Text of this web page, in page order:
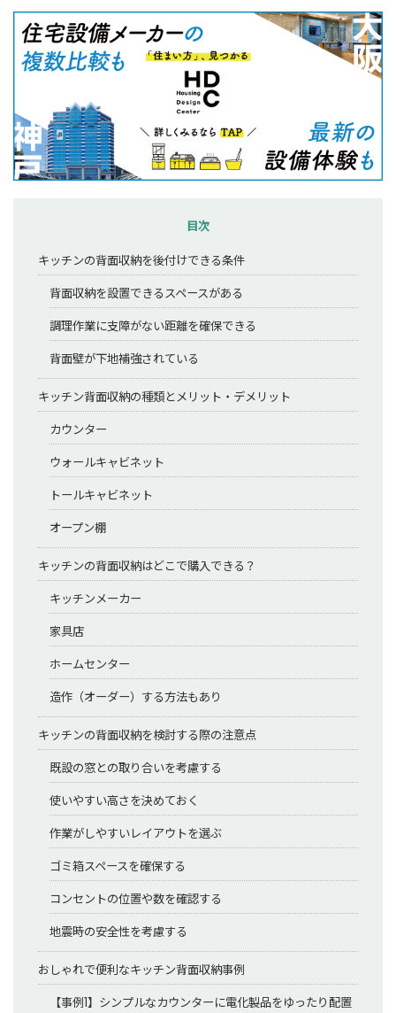
目次
キッチンの背面収納を後付けできる条件
背面収納を設置できるスペースがある
調理作業に支障がない距離を確保できる
背面壁が下地補強されている
キッチン背面収納の種類とメリット・デメリット
カウンター
ウォールキャビネット
トールキャビネット
オープン棚
キッチンの背面収納はどこで購入できる？
キッチンメーカー
家具店
ホームセンター
造作（オーダー）する方法もあり
キッチンの背面収納を検討する際の注意点
既設の窓との取り合いを考慮する
使いやすい高さを決めておく
作業がしやすいレイアウトを選ぶ
ゴミ箱スペースを確保する
コンセントの位置や数を確認する
地震時の安全性を考慮する
おしゃれで便利なキッチン背面収納事例
【事例1】シンプルなカウンターに電化製品をゆったり配置